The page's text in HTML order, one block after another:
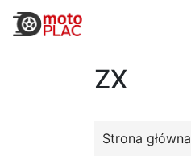
ZX
Strona główna